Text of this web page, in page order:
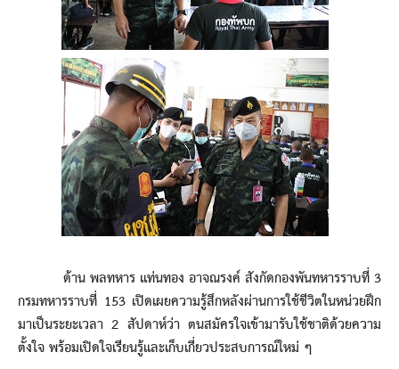
ด้าน พลทหาร แท่นทอง อาจณรงค์ สังกัดกองพันทหารราบที่ 3
กรมทหารราบที่ 153 เปิดเผยความรู้สึกหลังผ่านการใช้ชีวิตในหน่วยฝึก
มาเป็นระยะเวลา 2 สัปดาห์ว่า ตนสมัครใจเข้ามารับใช้ชาติด้วยความ
ตั้งใจ พร้อมเปิดใจเรียนรู้และเก็บเกี่ยวประสบการณ์ใหม่ ๆ